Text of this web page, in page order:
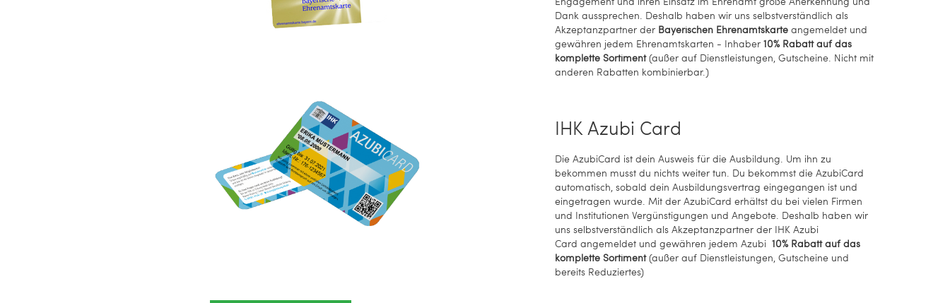
Dank aussprechen. Deshalb haben wir uns selbstverständlich als
Akzeptanzpartner der Bayerischen Ehrenamtskarteangemeldet und
gewähren jedem Ehrenamtskarten - Inhaber 10% Rabatt auf das
komplette Sortiment(außer auf Dienstleistungen, Gutscheine. Nicht mit
anderen Rabatten kombinierbar.)
IHK Azubi Card
Die AzubiCard ist dein Ausweis für die Ausbildung. Um ihn zu
bekommen musst du nichts weiter tun. Du bekommst die AzubiCard
automatisch, sobald dein Ausbildungsvertrag eingegangen ist und
eingetragen wurde. Mit der AzubiCard erhältst du bei vielen Firmen
und Institutionen Vergünstigungen und Angebote. Deshalb haben wir
uns selbstverständlich als Akzeptanzpartner der IHK Azubi
Card angemeldet und gewähren jedem Azubi 10% Rabatt auf das
komplette Sortiment(außer auf Dienstleistungen, Gutscheine und
bereits Reduziertes)